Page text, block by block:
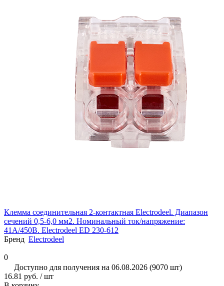
Клемма соединительная 2-контактная Elеctrodeel. Диапазон
сечений 0,5-6,0 мм2. Номинальный ток/напряжение:
41А/450В. Electrodeel ED 230-612
Бренд Electrodeel
0
Доступно для получения на 06.08.2026 (9070 шт)
16.81 руб. / шт